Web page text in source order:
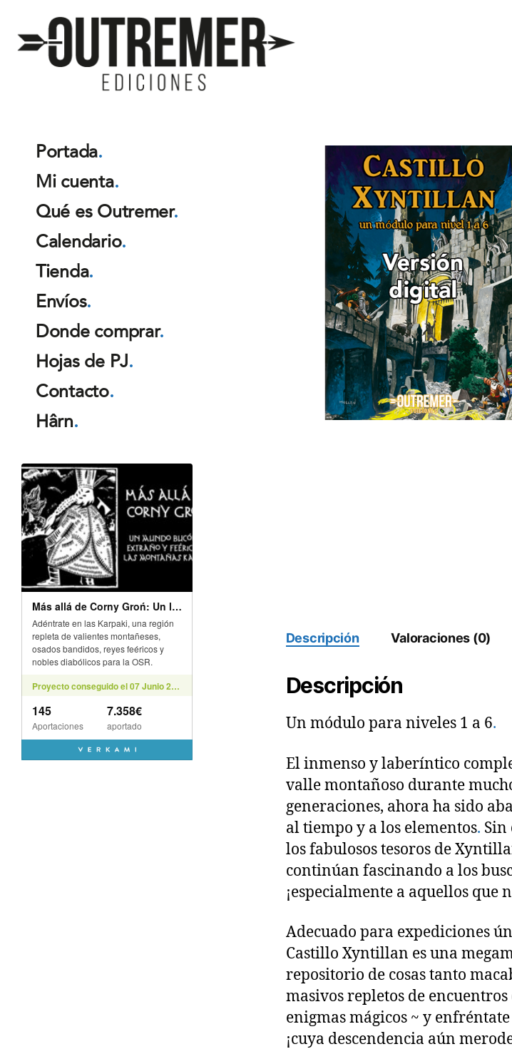
Portada.
Mi cuenta.
Qué es Outremer.
Calendario.
Tienda.
Envíos.
Donde comprar.
Hojas de PJ.
Contacto.
Hârn.
Descripción Valoraciones (0)
Descripción
Un módulo para niveles 1 a 6.
El inmenso y laberíntico
valle montañoso durante
generaciones, ahora ha sido
al tiempo y a los elementos. Sin
los fabulosos tesoros de
continúan fascinando a los
¡especialmente a aquellos que
Adecuado para expediciones
Castillo Xyntillan es una
repositorio de cosas tanto
masivos repletos de
enigmas mágicos ~ y
¡cuya descendencia aún